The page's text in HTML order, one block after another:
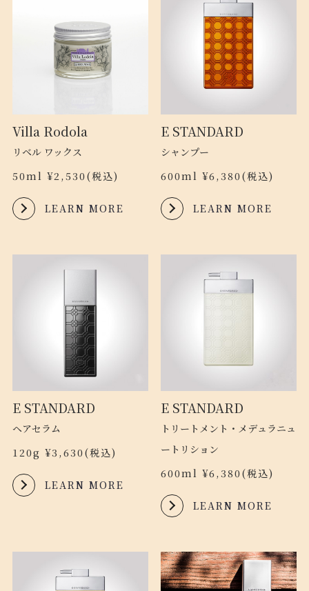
Villa Rodola
リベル ワックス
50ml ¥2,530(税込)
LEARN MORE
E STANDARD
シャンプー
600ml ¥6,380(税込)
LEARN MORE
E STANDARD
ヘアセラム
120g ¥3,630(税込)
LEARN MORE
E STANDARD
トリートメント・メデュラニュ
ートリション
600ml ¥6,380(税込)
LEARN MORE